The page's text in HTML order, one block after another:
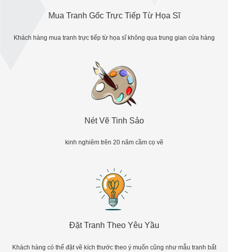
Mua Tranh Gốc Trực Tiếp Từ Họa Sĩ
Khách hàng mua tranh trực tiếp từ họa sĩ không qua trung gian cửa hàng
Nét Vẽ Tinh Sảo
kinh nghiêm trên 20 năm cầm cọ vẽ
Đặt Tranh Theo Yêu Yầu
Khách hàng có thể đặt vẽ kích thước theo ý muốn cũng như mẫu tranh bất